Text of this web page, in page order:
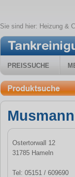
Sie sind hier: Heizung &
PREISSUCHE
Ostertorwall 12
31785 Hameln
Tel: 05151 / 609690